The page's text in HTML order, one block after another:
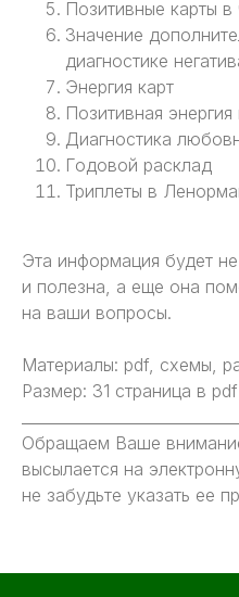
Позитивные карты
Значение
диагностике
Энергия карт
Позитивная энергия
Диагностика
Годовой расклад
Триплеты в
Эта информация будет
и полезна, а еще она
на ваши вопросы.
Материалы: pdf, схемы,
Размер: 31 страница в pdf
Обращаем Ваше
высылается на
не забудьте указать ее